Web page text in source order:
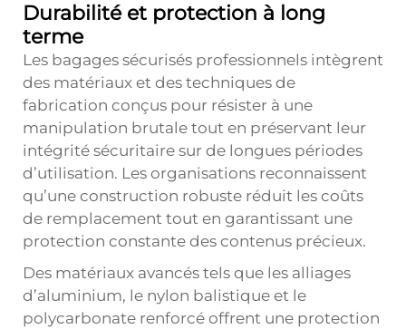
Durabilité et protection à long
terme
Les bagages sécurisés professionnels intègrent
des matériaux et des techniques de
fabrication conçus pour résister à une
manipulation brutale tout en préservant leur
intégrité sécuritaire sur de longues périodes
d’utilisation. Les organisations reconnaissent
qu’une construction robuste réduit les coûts
de remplacement tout en garantissant une
protection constante des contenus précieux.
Des matériaux avancés tels que les alliages
d’aluminium, le nylon balistique et le
polycarbonate renforcé offrent une protection